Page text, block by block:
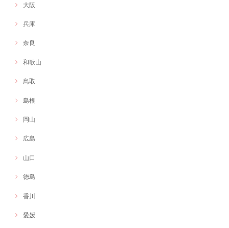
大阪
兵庫
奈良
和歌山
鳥取
島根
岡山
広島
山口
徳島
香川
愛媛